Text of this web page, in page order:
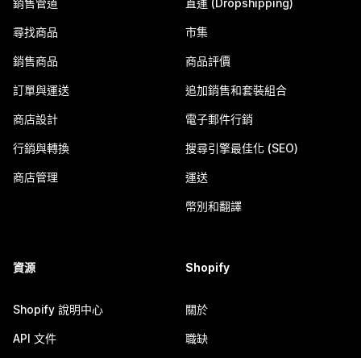
銷售管道
尋找商品
銷售商品
訂單與運送
商店設計
行銷與轉換
商店管理
直運 (Dropshipping)
市集
商品評價
追加銷售和套裝組合
電子郵件行銷
搜尋引擎最佳化 (SEO)
運送
幣別和翻譯
資源
Shopify 說明中心
API 文件
Shopify
關於
職缺